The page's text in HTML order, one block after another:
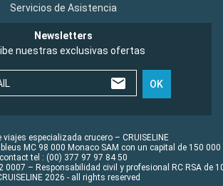
Servicios de Asistencia
Newsletters
nuestras exclusivas ofertas
OK
viajes especializada crucero – CRUISELINE
MC 98 000 Monaco SAM con un capital de 150 000
contact tel : (00) 377 97 97 84 50
0007 – Responsabilidad civil y profesional RC RSA de
2026 - all rights reserved